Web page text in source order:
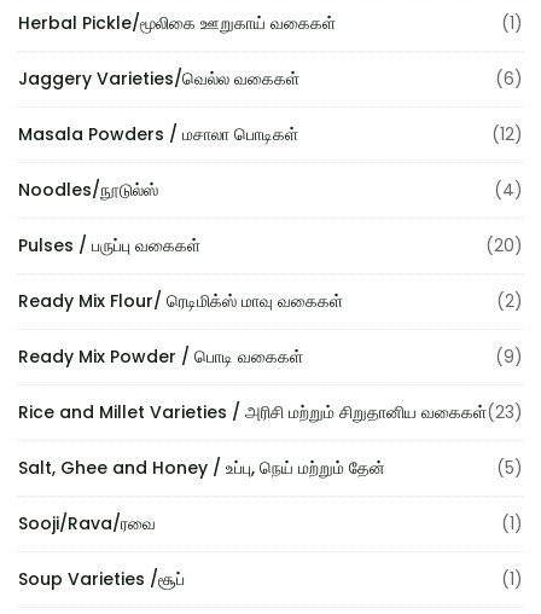
Herbal Pickle/மூலிகை ஊறுகாய் வகைகள் (1)
Jaggery Varieties/வெல்ல வகைகள் (6)
Masala Powders / மசாலா பொடிகள் (12)
Noodles/நூடுல்ஸ் (4)
Pulses / பருப்பு வகைகள் (20)
Ready Mix Flour/ ரெடிமிக்ஸ் மாவு வகைகள் (2)
Ready Mix Powder / பொடி வகைகள் (9)
Rice and Millet Varieties / அரிசி மற்றும் சிறுதானிய வகைகள்(23)
Salt, Ghee and Honey / உப்பு, நெய் மற்றும் தேன் (5)
Sooji/Rava/ரவை (1)
Soup Varieties /சூப் (1)